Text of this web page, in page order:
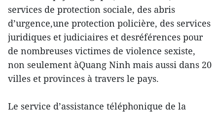
services de protection sociale, des abris
d’urgence,une protection policière, des services
juridiques et judiciaires et desréférences pour
de nombreuses victimes de violence sexiste,
non seulement àQuang Ninh mais aussi dans 20
villes et provinces à travers le pays.
Le service d’assistance téléphonique de la